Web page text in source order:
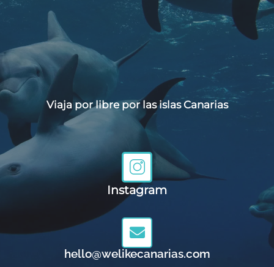
Viaja por libre por las islas Canarias
Instagram
hello@welikecanarias.com